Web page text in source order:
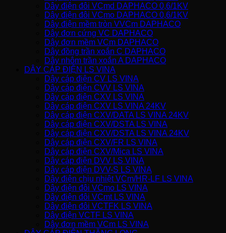
Dây điện đôi VCmd DAPHACO 0,6/1KV
Dây điện đôi VCmo DAPHACO 0,6/1KV
Dây điện mềm tròn VVCm DAPHACO
Dây đơn cứng VC DAPHACO
Dây đơn mềm VCm DAPHACO
Dây đồng trần xoắn C DAPHACO
Dây nhôm trần xoắn A DAPHACO
DÂY CÁP ĐIỆN LS VINA
Dây cáp điện CV LS VINA
Dây cáp điện CVV LS VINA
Dây cáp điện CXV LS VINA
Dây cáp điện CXV LS VINA 24KV
Dây cáp điện CXV/DATA LS VINA 24KV
Dây cáp điện CXV/DSTA LS VINA
Dây cáp điện CXV/DSTA LS VINA 24KV
Dây cáp điện CXV/FR LS VINA
Dây cáp điện CXV/Mica LS VINA
Dây cáp điện DVV LS VINA
Dây cáp điện DVV-S LS VINA
Dây điện chịu nhiệt VCm/HR-LF LS VINA
Dây điện đôi VCmo LS VINA
Dây điện đôi VCmt LS VINA
Dây điện đôi VCTFK LS VINA
Dây điện VCTF LS VINA
Dây đơn mềm VCm LS VINA